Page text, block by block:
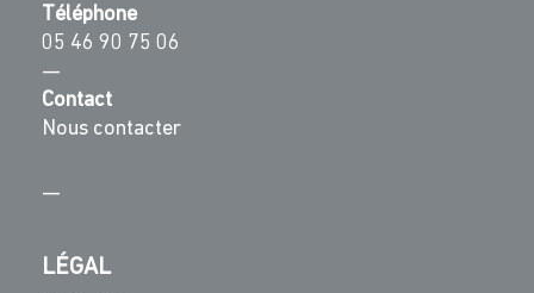
Téléphone
05 46 90 75 06
—
Contact
Nous contacter
—
LÉGAL